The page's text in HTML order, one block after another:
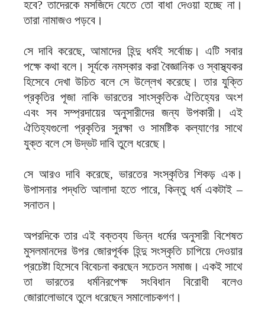
হবে? তাদেরকে মসজিদে যেতে তো বাধা দেওয়া হচ্ছে না।
তারা নামাজও পড়বে।
সে দাবি করেছে, আমাদের হিন্দু ধর্মই সর্বোচ্চ। এটি সবার
পক্ষে কথা বলে। সূর্যকে নমস্কার করা বৈজ্ঞানিক ও স্বাস্থ্যকর
হিসেবে দেখা উচিত বলে সে উল্লেখ করেছে। তার যুক্তি
প্রকৃতির পূজা নাকি ভারতের সাংস্কৃতিক ঐতিহ্যের অংশ
এবং সব সম্প্রদায়ের অনুসারীদের জন্য উপকারী। এই
ঐতিহ্যগুলো প্রকৃতির সুরক্ষা ও সামষ্টিক কল্যাণের সাথে
যুক্ত বলে সে উদ্ভট দাবি তুলে ধরেছে।
সে আরও দাবি করেছে, ভারতের সংস্কৃতির শিকড় এক।
উপাসনার পদ্ধতি আলাদা হতে পারে, কিন্তু ধর্ম একটাই –
সনাতন।
অপরদিকে তার এই বক্তব্য ভিন্ন ধর্মের অনুসারী বিশেষত
মুসলমানদের উপর জোরপূর্বক হিন্দু সংস্কৃতি চাপিয়ে দেওয়ার
প্রচেষ্টা হিসেবে বিবেচনা করছেন সচেতন সমাজ। একই সাথে
তা ভারতের ধর্মনিরপেক্ষ সংবিধান বিরোধী বলেও
জোরালোভাবে তুলে ধরেছেন সমালোচকগণ।